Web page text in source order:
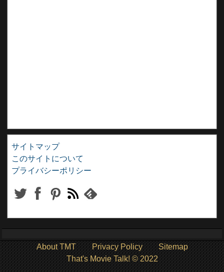
サイトマップ
このサイトについて
プライバシーポリシー
About TMT Privacy Policy
Sitemap
That's Movie Talk! © 2022